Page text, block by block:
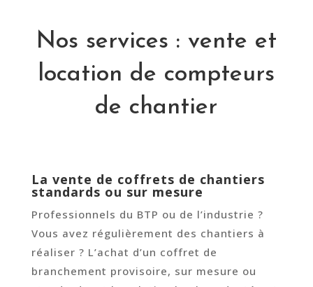
Nos services : vente et
location de compteurs
de chantier
La vente de coffrets de chantiers
standards ou sur mesure
Professionnels du BTP ou de l’industrie ?
Vous avez régulièrement des chantiers à
réaliser ? L’achat d’un coffret de
branchement provisoire, sur mesure ou